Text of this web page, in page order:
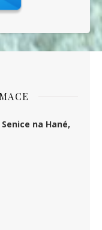
na Hané,